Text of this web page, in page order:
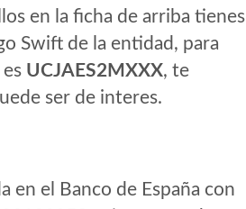
en la ficha de arriba tienes
Swift de la entidad, para
UCJAES2MXXX, te
ser de interes.
en el Banco de España con